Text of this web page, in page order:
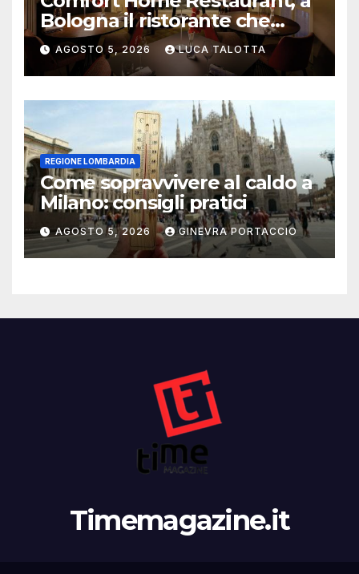
Bologna il ristorante che
trasforma l’ospitalità in
un’esperienza di casa
AGOSTO 5, 2026 LUCA TALOTTA
REGIONE LOMBARDIA
Come sopravvivere al caldo a
Milano: consigli pratici
AGOSTO 5, 2026 GINEVRA PORTACCIO
Timemagazine.it